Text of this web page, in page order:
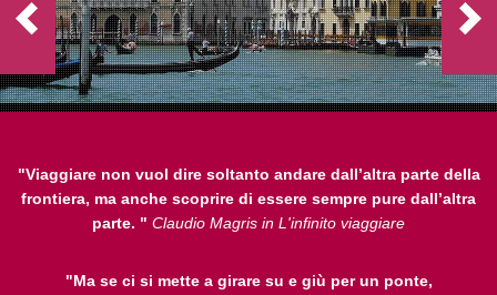
"Viaggiare non vuol dire soltanto andare dall’altra parte della
frontiera, ma anche scoprire di essere sempre pure dall’altra
parte. " Claudio Magris in L'infinito viaggiare
"Ma se ci si mette a girare su e giù per un ponte,